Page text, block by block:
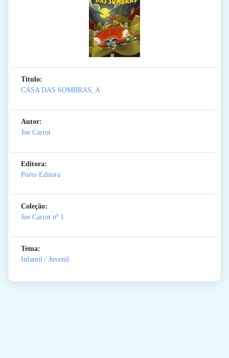
Titulo:
CASA DAS SOMBRAS, A
Autor:
Joe Carrot
Editora:
Porto Editora
Coleção:
Joe Carrot nº 1
Tema:
Infantil / Juvenil